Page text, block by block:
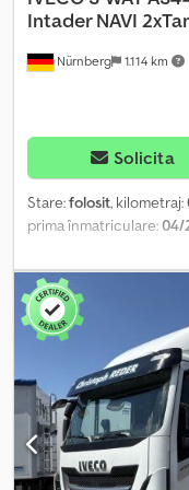
Nürnberg 1.114 km
Intader NAVI
Solicita
Stare:folosit, kilometraj:
prima înmatriculare:04/
,
(TÜV):01/2027, frâne:
automat
filtru de particule,
sistem de navigație,
solicitări clienți: 139
Climatizare automată *
reglarea distanței ACC
conform carnetului de
la 03/2026 !! *
semiremorcă * Frigider